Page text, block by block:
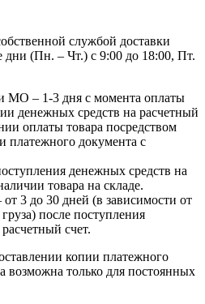
службой доставки
(Пн. – Чт.) с 9:00 до 18:00, Пт.
МО – 1-3 дня с момента оплаты
денежных средств на расчетный
оплаты товара посредством
платежного документа с
денежных средств на
товара на складе.
3 до 30 дней (в зависимости от
после поступления
счет.
копии платежного
возможна только для постоянных